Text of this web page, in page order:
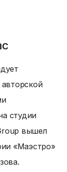
студии
вышел
«Маэстро»